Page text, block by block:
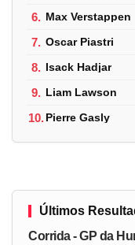
6. Max Verstappen
7. Oscar Piastri
8. Isack Hadjar
9. Liam Lawson
10.Pierre Gasly
Últimos
Corrida - GP da